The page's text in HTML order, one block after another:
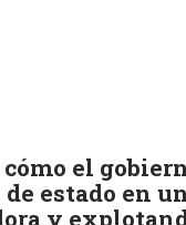
el
estado en
y